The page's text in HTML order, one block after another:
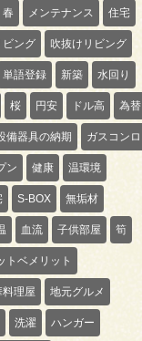
春 メンテナンス 住宅
ビング 吹抜けリビング
単語登録 新築 水回り
桜 円安 ドル高 為替
備器具の納期 ガスコンロ
ン 健康 温環境
S-BOX 無垢材
血流 子供部屋 筍
トベメリット
料理屋 地元グルメ
洗濯 ハンガー